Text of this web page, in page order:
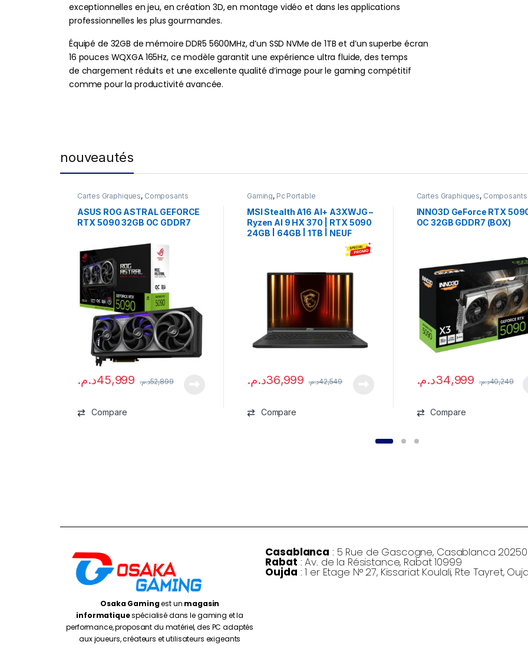
exceptionnelles en jeu, en création 3D, en montage vidéo et dans les applications
professionnelles les plus gourmandes.
Équipé de 32GB de mémoire DDR5 5600MHz, d’un SSD NVMe de 1TB et d’un superbe écran
16 pouces WQXGA 165Hz, ce modèle garantit une expérience ultra fluide, des temps
de chargement réduits et une excellente qualité d’image pour le gaming compétitif
comme pour la productivité avancée.
nouveautés
Cartes Graphiques, Composants
NVIDIA
ASUS ROG ASTRAL GEFORCE
RTX 5090 32GB OC GDDR7
45,999د.م. 52,899د.م.
Compare
Gaming, Pc Portable
MSI Stealth A16 AI+ A3XWJG –
Ryzen AI 9 HX 370 | RTX 5090
24GB | 64GB | 1TB | NEUF
36,999د.م. 42,549د.م.
Compare
Cartes Graphiques, Composants
NVIDIA
INNO3D GeForce RTX
OC 32GB GDDR7 (BOX)
34,999د.م. 40,249د.م.
Compare
Osaka Gamingest un magasin
informatiquespécialisé dans le gaming et la
performance, proposant du matériel, des PC adaptés
aux joueurs, créateurs et utilisateurs exigeants
Casablanca : 5 Rue de Gascogne, Casablanca 20250
Rabat : Av. de la Résistance, Rabat 10999
Oujda : 1 er Etage N° 27, Kissariat Koulali, Rte Tayret,